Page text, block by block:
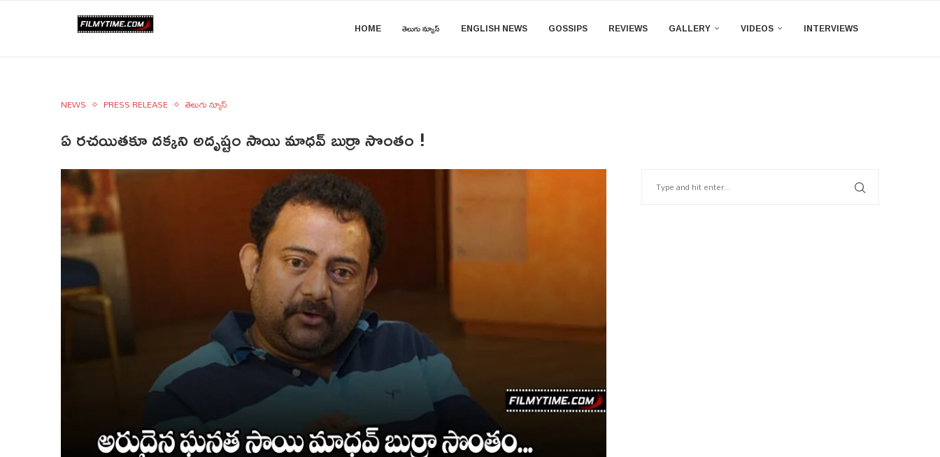
HOME తెలుగు న్యూస్ ENGLISH NEWS GOSSIPS REVIEWS GALLERY VIDEOS INTERVIEWS
NEWS PRESS RELEASE తెలుగు న్యూస్
ఏ రచయితకూ దక్కని అదృష్టం సాయి మాధవ్ బుర్రా సొంతం !